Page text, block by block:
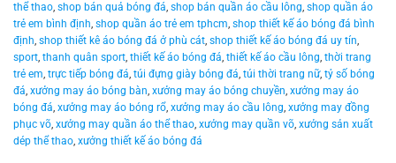
thể thao, shop bán quả bóng đá, shop bán quần áo cầu lông, shop quần áo
trẻ em bình định, shop quần áo trẻ em tphcm, shop thiết kế áo bóng đá bình
định, shop thiết kê áo bóng đá ở phù cát, shop thiết kế áo bóng đá uy tín,
sport, thanh quân sport, thiết kế áo bóng đá, thiết kế áo cầu lông, thời trang
trẻ em, trực tiếp bóng đá, túi đựng giày bóng đá, túi thời trang nữ, tỷ số bóng
đá, xưởng may áo bóng bàn, xưởng may áo bóng chuyền, xưởng may áo
bóng đá, xưởng may áo bóng rổ, xưởng may áo cầu lông, xưởng may đồng
phục võ, xưởng may quần áo thể thao, xưởng may quần võ, xưởng sản xuất
dép thể thao, xưởng thiết kế áo bóng đá